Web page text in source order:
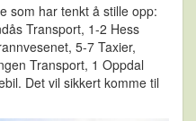
som har tenkt å stille opp:
Transport, 1-2 Hess
5-7 Taxier,
Transport, 1 Oppdal
Det vil sikkert komme til